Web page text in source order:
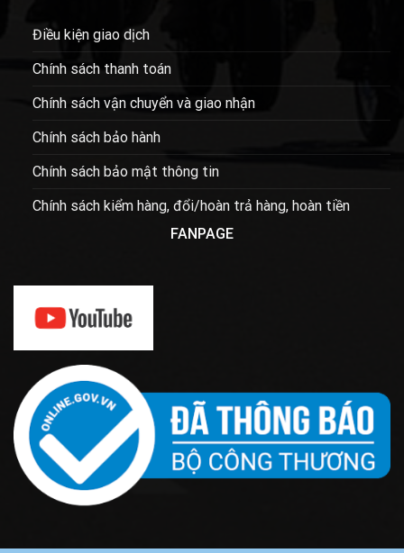
Điều kiện giao dịch
Chính sách thanh toán
Chính sách vận chuyển và giao nhận
Chính sách bảo hành
Chính sách bảo mật thông tin
Chính sách kiểm hàng, đổi/hoàn trả hàng, hoàn tiền
FANPAGE